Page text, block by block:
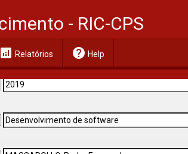
- RIC-CPS
analytics Relatórios help Help